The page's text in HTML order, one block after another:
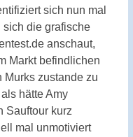
sich nun mal
sich die grafische
anschaut,
Markt befindlichen
Murks zustande zu
hätte Amy
Sauftour kurz
mal unmotiviert